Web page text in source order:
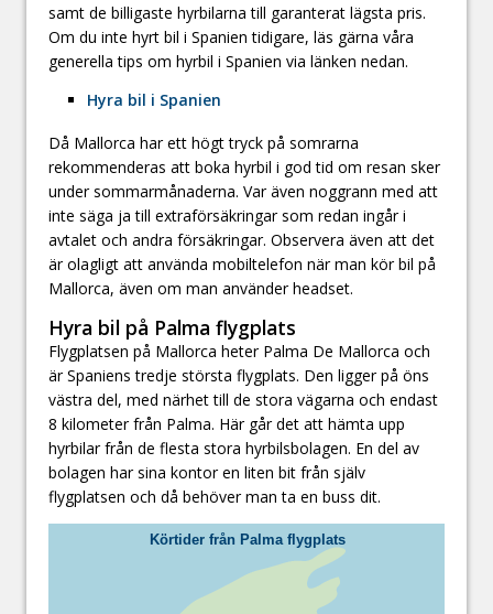
samt de billigaste hyrbilarna till garanterat lägsta pris.
Om du inte hyrt bil i Spanien tidigare, läs gärna våra
generella tips om hyrbil i Spanien via länken nedan.
Hyra bil i Spanien
Då Mallorca har ett högt tryck på somrarna
rekommenderas att boka hyrbil i god tid om resan sker
under sommarmånaderna. Var även noggrann med att
inte säga ja till extraförsäkringar som redan ingår i
avtalet och andra försäkringar. Observera även att det
är olagligt att använda mobiltelefon när man kör bil på
Mallorca, även om man använder headset.
Hyra bil på Palma flygplats
Flygplatsen på Mallorca heter Palma De Mallorca och
är Spaniens tredje största flygplats. Den ligger på öns
västra del, med närhet till de stora vägarna och endast
8 kilometer från Palma. Här går det att hämta upp
hyrbilar från de flesta stora hyrbilsbolagen. En del av
bolagen har sina kontor en liten bit från själv
flygplatsen och då behöver man ta en buss dit.